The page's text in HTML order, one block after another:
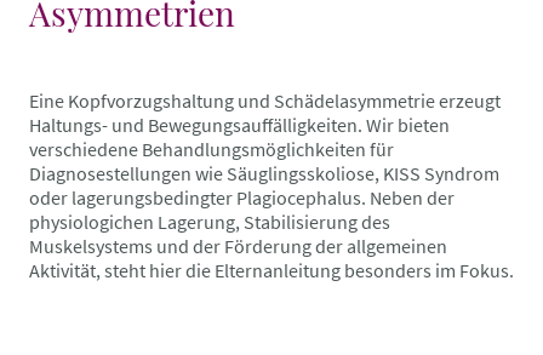
Asymmetrien
Eine Kopfvorzugshaltung und Schädelasymmetrie erzeugt
Haltungs- und Bewegungsauffälligkeiten. Wir bieten
verschiedene Behandlungsmöglichkeiten für
Diagnosestellungen wie Säuglingsskoliose, KISS Syndrom
oder lagerungsbedingter Plagiocephalus. Neben der
physiologichen Lagerung, Stabilisierung des
Muskelsystems und der Förderung der allgemeinen
Aktivität, steht hier die Elternanleitung besonders im Fokus.